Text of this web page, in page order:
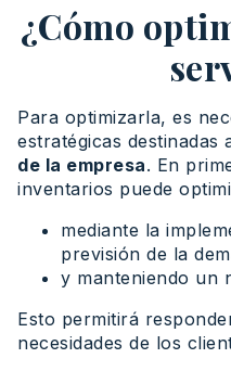
¿Cómo
Para optimizarla, es
estratégicas destinadas
de la empresa. En
inventarios puede
mediante la
previsión de la
y manteniendo un
Esto permitirá
necesidades de los